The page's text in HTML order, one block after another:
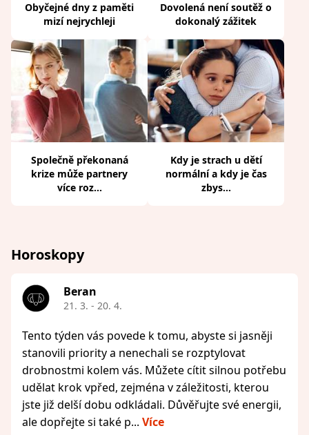
Obyčejné dny z paměti
mizí nejrychleji
Dovolená není soutěž o
dokonalý zážitek
Společně překonaná
krize může partnery
více roz...
Kdy je strach u dětí
normální a kdy je čas
zbys...
Horoskopy
Beran
21. 3. - 20. 4.
Tento týden vás povede k tomu, abyste si jasněji
stanovili priority a nenechali se rozptylovat
drobnostmi kolem vás. Můžete cítit silnou potřebu
udělat krok vpřed, zejména v záležitosti, kterou
jste již delší dobu odkládali. Důvěřujte své energii,
ale dopřejte si také p... Více